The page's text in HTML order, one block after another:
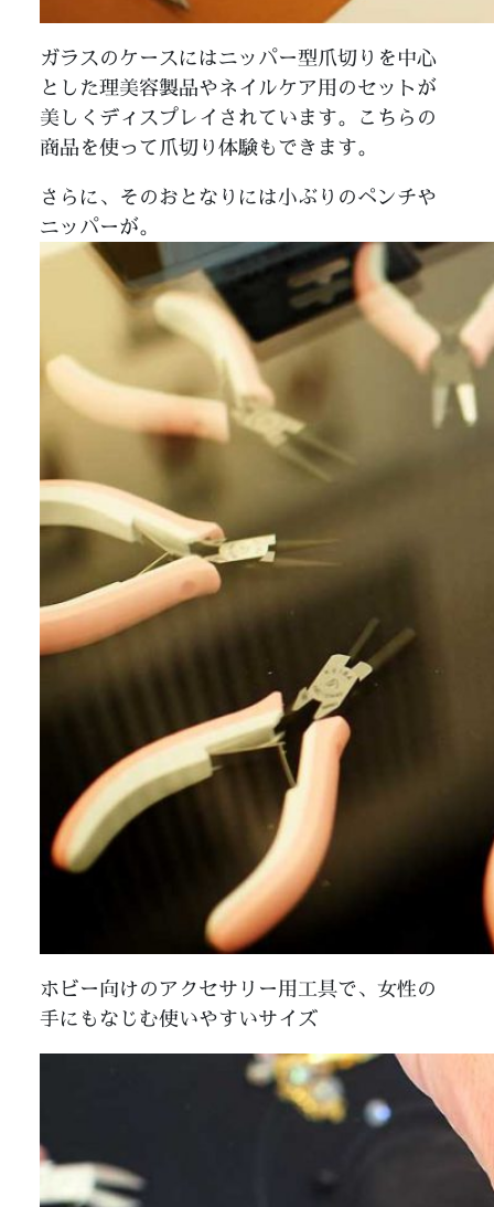
ガラスのケースにはニッパー型爪切りを中心
とした理美容製品やネイルケア用のセットが
美しくディスプレイされています。こちらの
商品を使って爪切り体験もできます。
さらに、そのおとなりには小ぶりのペンチや
ニッパーが。
ホビー向けのアクセサリー用工具で、女性の
手にもなじむ使いやすいサイズ